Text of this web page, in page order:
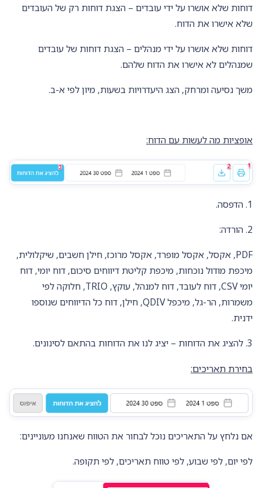
דוחות שלא אושרו על ידי עובדים – הצגת דוחות רק של העובדים
שלא אישרו את הדוח.
דוחות שלא אושרו על ידי מנהלים – הצגת דוחות של עובדים
שמנהלים לא אישרו את הדוח שלהם.
משך נסיעה ומרחק, הצג היעדרויות בשעות, מיון לפי א-ב.
אופציות מה לעשות עם הדוח:
1. הדפסה.
2. הורדה:
PDF, אקסל, אקסל מופרד, אקסל מרוכז, חילן חשבים, שיקלולית,
מיכפת מודול נוכחות, מיכפת קליטת דיווחים סיכום, דוח יומי, דוח
יומי CSV, דוח לעובד, דוח למנהל, עוקץ, TRIO, חלוקה לפי
משמרות, הר-גל, מיכפל QDIV, חילן, דוח כל הדיווחים שנוספו
ידנית.
3. להציג את הדוחות – יציג לנו את הדוחות בהתאם לסינונים.
בחירת תאריכים:
אם נלחץ על התאריכים נוכל לבחור את הטווח שאנחנו מעוניינים:
לפי יום, לפי שבוע, לפי טווח תאריכים, לפי תקופה.